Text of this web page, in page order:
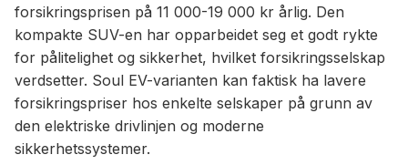
forsikringsprisen på 11 000-19 000 kr årlig. Den
kompakte SUV-en har opparbeidet seg et godt rykte
for pålitelighet og sikkerhet, hvilket forsikringsselskap
verdsetter. Soul EV-varianten kan faktisk ha lavere
forsikringspriser hos enkelte selskaper på grunn av
den elektriske drivlinjen og moderne
sikkerhetssystemer.